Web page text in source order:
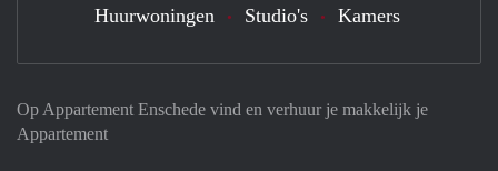
Op Appartement Enschede vind en verhuur je makkelijk je
Appartement
Huurwoningen Studio's Kamers